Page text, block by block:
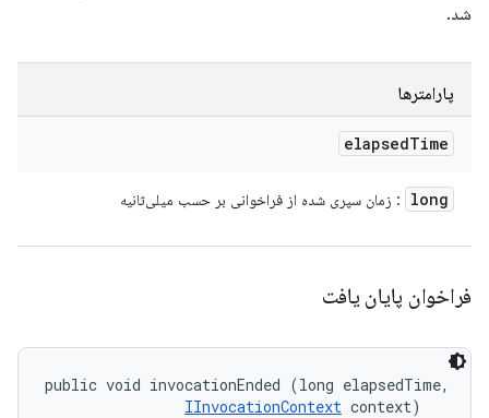
شد.
پارامترها
elapsedTime
long : زمان سپری شده از فراخوانی بر حسب میلی‌ثانیه
فراخوان پایان یافت
public void invocationEnded (long elapsedTime,
IInvocationContext context)